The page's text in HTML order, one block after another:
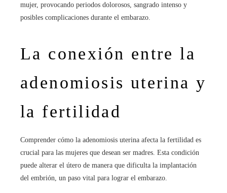
mujer, provocando periodos dolorosos, sangrado intenso y
posibles complicaciones durante el embarazo.
La conexión entre la
adenomiosis uterina y
la fertilidad
Comprender cómo la adenomiosis uterina afecta la fertilidad es
crucial para las mujeres que desean ser madres. Esta condición
puede alterar el útero de manera que dificulta la implantación
del embrión, un paso vital para lograr el embarazo.